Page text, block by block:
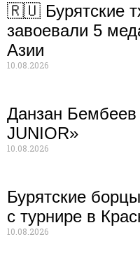
🇷🇺 Бурятские
завоевали 5
Азии
10.08.2026
Данзан
JUNIOR»
10.08.2026
Бурятские
с турнире в
10.08.2026